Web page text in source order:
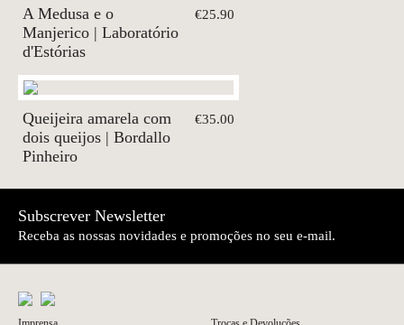
A Medusa e o
Manjerico | Laboratório
d'Estórias
€25.90
Queijeira amarela com
dois queijos | Bordallo
Pinheiro
€35.00
Subscrever Newsletter
Receba as nossas novidades e promoções no seu e-mail.